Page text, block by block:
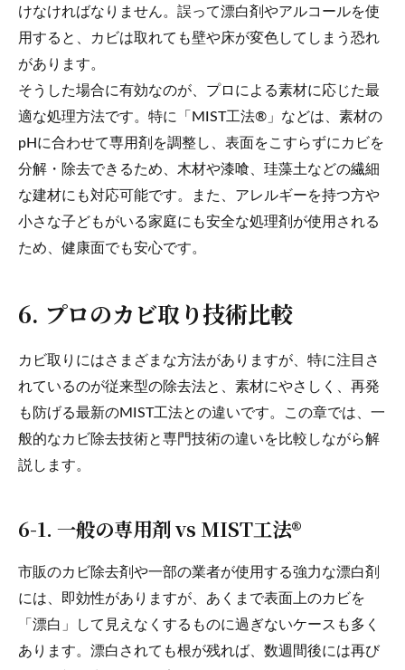
けなければなりません。誤って漂白剤やアルコールを使
用すると、カビは取れても壁や床が変色してしまう恐れ
があります。
そうした場合に有効なのが、プロによる素材に応じた最
適な処理方法です。特に「MIST工法®」などは、素材の
pHに合わせて専用剤を調整し、表面をこすらずにカビを
分解・除去できるため、木材や漆喰、珪藻土などの繊細
な建材にも対応可能です。また、アレルギーを持つ方や
小さな子どもがいる家庭にも安全な処理剤が使用される
ため、健康面でも安心です。
6. プロのカビ取り技術比較
カビ取りにはさまざまな方法がありますが、特に注目さ
れているのが従来型の除去法と、素材にやさしく、再発
も防げる最新のMIST工法との違いです。この章では、一
般的なカビ除去技術と専門技術の違いを比較しながら解
説します。
6-1. 一般の専用剤 vs MIST工法®
市販のカビ除去剤や一部の業者が使用する強力な漂白剤
には、即効性がありますが、あくまで表面上のカビを
「漂白」して見えなくするものに過ぎないケースも多く
あります。漂白されても根が残れば、数週間後には再び